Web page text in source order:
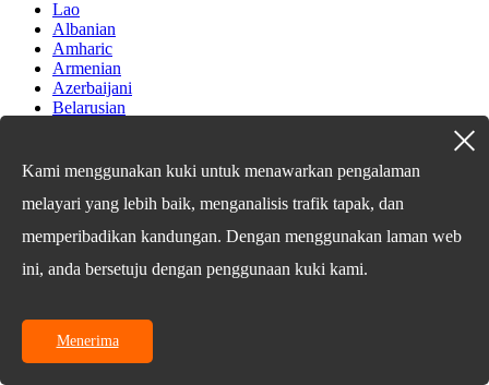
Lao
Albanian
Amharic
Armenian
Azerbaijani
Belarusian
Bulgarian
Cebuano
Chichewa
Croatian
Dutch
Finnish
Frisian
Galician
Kami menggunakan kuki untuk menawarkan pengalaman
melayari yang lebih baik, menganalisis trafik tapak, dan
memperibadikan kandungan. Dengan menggunakan laman web
ini, anda bersetuju dengan penggunaan kuki kami.
Menerima